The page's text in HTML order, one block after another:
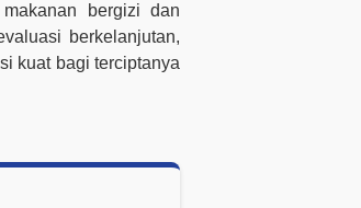
bergizi dan
berkelanjutan,
kuat bagi terciptanya